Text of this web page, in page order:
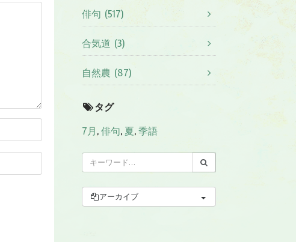
俳句 (517)
合気道 (3)
自然農 (87)
タグ
7月,俳句, 夏,季語
アーカイブ